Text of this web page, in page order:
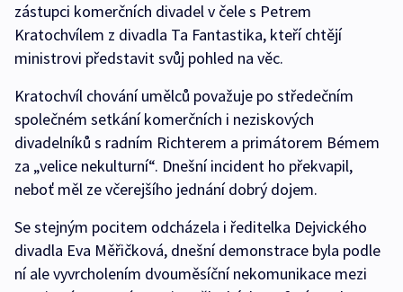
zástupci komerčních divadel v čele s Petrem
Kratochvílem z divadla Ta Fantastika, kteří chtějí
ministrovi představit svůj pohled na věc.
Kratochvíl chování umělců považuje po středečním
společném setkání komerčních i neziskových
divadelníků s radním Richterem a primátorem Bémem
za „velice nekulturní“. Dnešní incident ho překvapil,
neboť měl ze včerejšího jednání dobrý dojem.
Se stejným pocitem odcházela i ředitelka Dejvického
divadla Eva Měřičková, dnešní demonstrace byla podle
ní ale vyvrcholením dvouměsíční nekomunikace mezi